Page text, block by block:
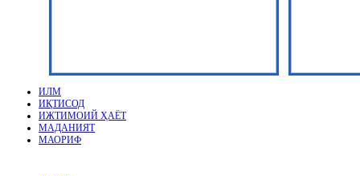
ИЛМ
ИҚТИСОД
ИЖТИМОИЙ ҲАЁТ
МАДАНИЯТ
МАОРИФ